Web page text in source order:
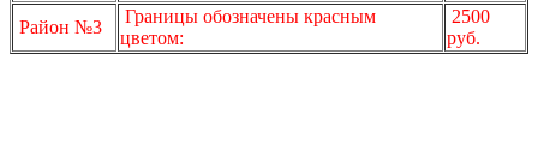
Район №3
Границы обозначены красным
цветом:
2500
руб.